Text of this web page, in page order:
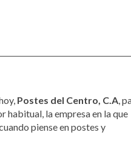
Postes del Centro, C.A,
habitual, la empresa en la que
piense en postes y